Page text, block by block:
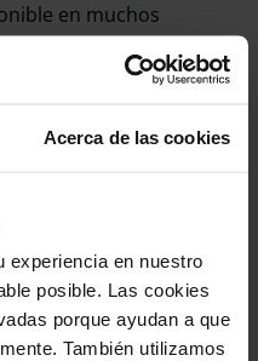
Acerca de las cookies
experiencia en nuestro
posible. Las cookies
porque ayudan a que
También utilizamos
en muchos
de gran
llevas prisa. De
para que tú
en el vuelo. Una
contacto con el
te llevará tu